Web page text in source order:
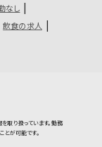
なし
飲食の求人
取り扱っています。勤務
とが可能です。